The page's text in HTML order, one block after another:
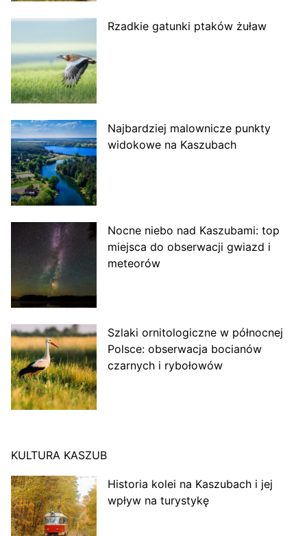
Rzadkie gatunki ptaków żuław
Najbardziej malownicze punkty
widokowe na Kaszubach
Nocne niebo nad Kaszubami: top
miejsca do obserwacji gwiazd i
meteorów
Szlaki ornitologiczne w północnej
Polsce: obserwacja bocianów
czarnych i rybołowów
KULTURA KASZUB
Historia kolei na Kaszubach i jej
wpływ na turystykę